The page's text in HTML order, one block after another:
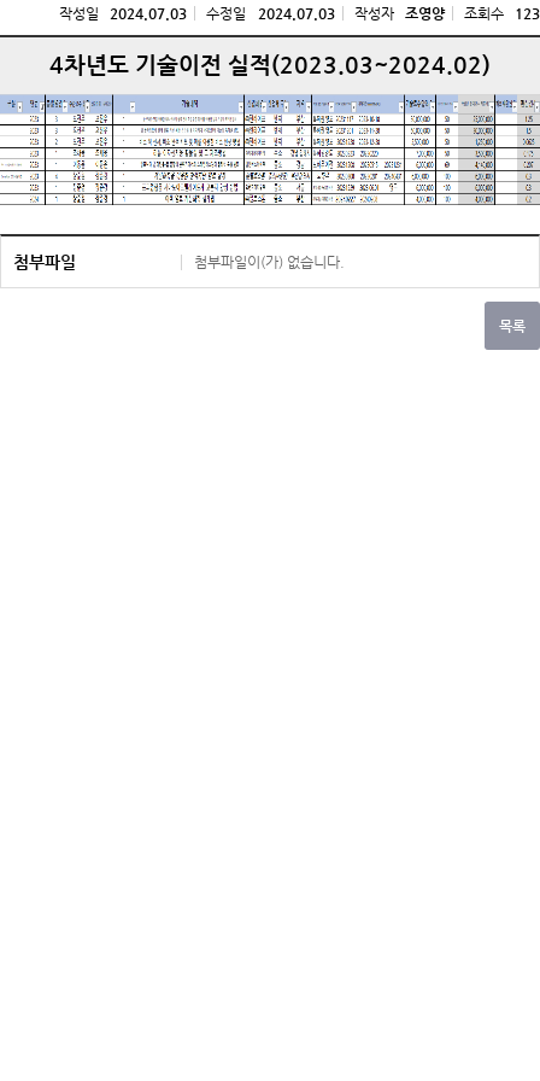
작성일 2024.07.03 수정일 2024.07.03 작성자 조영양 조회수 123
4차년도 기술이전 실적(2023.03~2024.02)
첨부파일 첨부파일이(가) 없습니다.